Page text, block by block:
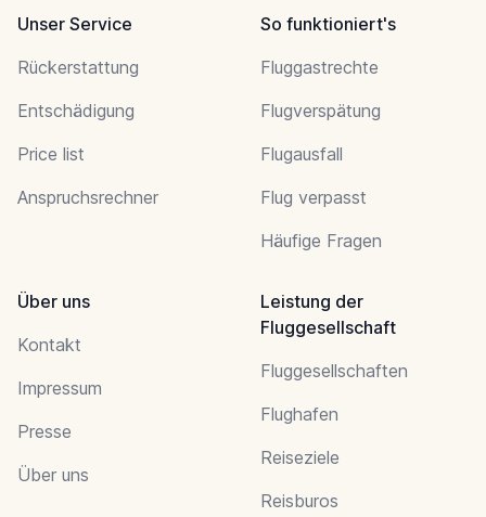
Unser Service
Rückerstattung
Entschädigung
Price list
Anspruchsrechner
So funktioniert's
Fluggastrechte
Flugverspätung
Flugausfall
Flug verpasst
Häufige Fragen
Über uns
Kontakt
Impressum
Presse
Über uns
Leistung der
Fluggesellschaft
Fluggesellschaften
Flughafen
Reiseziele
Reisburos